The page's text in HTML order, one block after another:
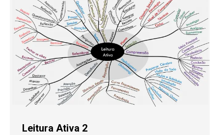
Leitura Ativa 2